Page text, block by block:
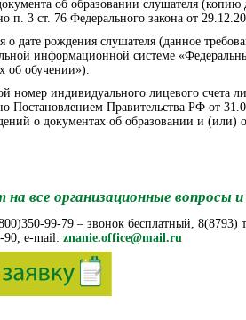
об образовании слушателя
п. 3 ст. 76 Федерального закона от
о дате рождения слушателя (данное
информационной системе
об обучении»).
номер индивидуального лицевого
Постановлением Правительства РФ от
о документах об образовании и
все организационные вопросы
99-79 – звонок бесплатный,
90, e-mail: znanie.office@mail.ru